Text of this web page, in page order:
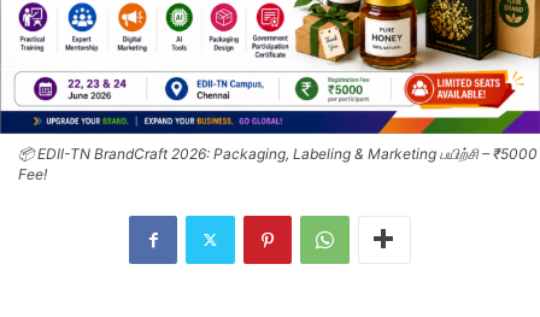
📦 EDII-TN BrandCraft 2026: Packaging, Labeling & Marketing பயிற்சி – ₹5000
Fee!